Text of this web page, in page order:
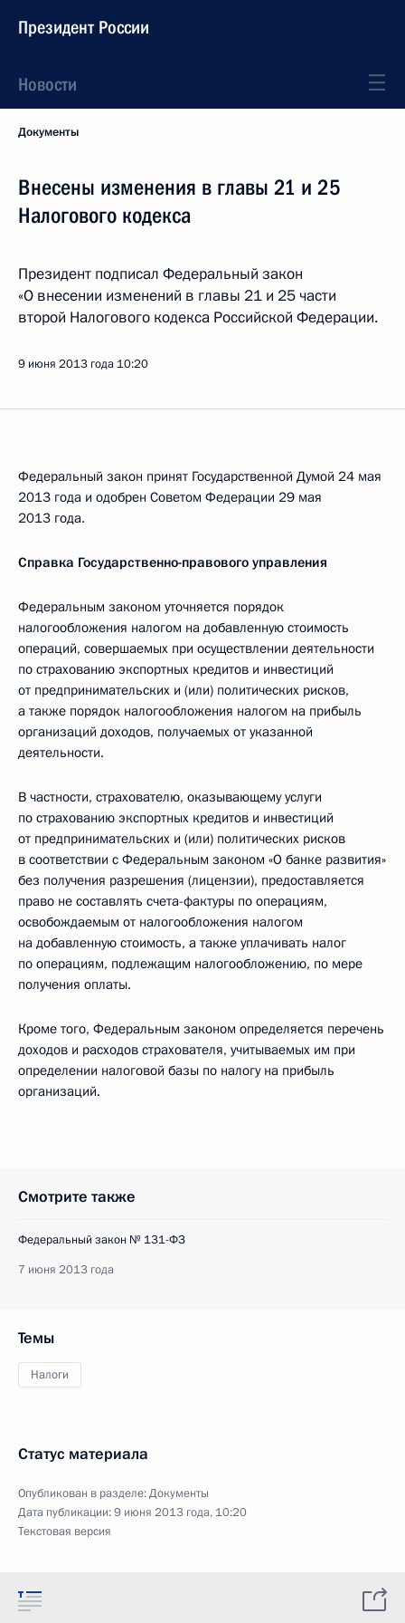
Президент России
Новости
Документы
Внесены изменения в главы 21 и 25
Налогового кодекса
Президент подписал Федеральный закон
«О внесении изменений в главы 21 и 25 части
второй Налогового кодекса Российской Федерации.
9 июня 2013 года 10:20
Федеральный закон принят Государственной Думой 24 мая
2013 года и одобрен Советом Федерации 29 мая
2013 года.
Справка Государственно-правового управления
Федеральным законом уточняется порядок
налогообложения налогом на добавленную стоимость
операций, совершаемых при осуществлении деятельности
по страхованию экспортных кредитов и инвестиций
от предпринимательских и (или) политических рисков,
а также порядок налогообложения налогом на прибыль
организаций доходов, получаемых от указанной
деятельности.
В частности, страхователю, оказывающему услуги
по страхованию экспортных кредитов и инвестиций
от предпринимательских и (или) политических рисков
в соответствии с Федеральным законом «О банке развития»
без получения разрешения (лицензии), предоставляется
право не составлять счета-фактуры по операциям,
освобождаемым от налогообложения налогом
на добавленную стоимость, а также уплачивать налог
по операциям, подлежащим налогообложению, по мере
получения оплаты.
Кроме того, Федеральным законом определяется перечень
доходов и расходов страхователя, учитываемых им при
определении налоговой базы по налогу на прибыль
организаций.
Смотрите также
Федеральный закон № 131-ФЗ
7 июня 2013 года
Темы
Налоги
Статус материала
Опубликован в разделе:Документы
Дата публикации:9 июня 2013 года, 10:20
Текстовая версия